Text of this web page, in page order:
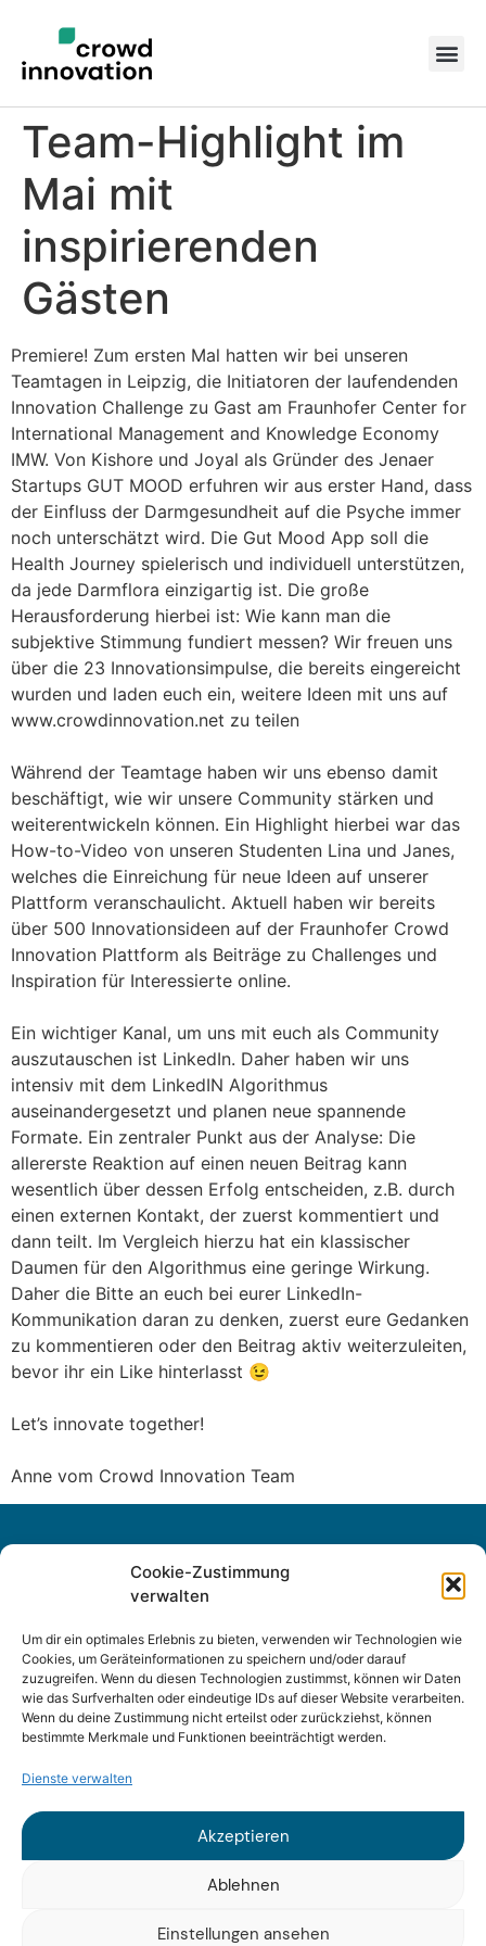
Cookie-Zustimmung
verwalten
Um dir ein optimales Erlebnis zu bieten, verwenden wir Technologien wie
Cookies, um Geräteinformationen zu speichern und/oder darauf
zuzugreifen. Wenn du diesen Technologien zustimmst, können wir Daten
wie das Surfverhalten oder eindeutige IDs auf dieser Website verarbeiten.
Wenn du deine Zustimmung nicht erteilst oder zurückziehst, können
bestimmte Merkmale und Funktionen beeinträchtigt werden.
Dienste verwalten
Akzeptieren
Ablehnen
Einstellungen ansehen
Team-Highlight im
Mai mit
inspirierenden
Gästen
Premiere! Zum ersten Mal hatten wir bei unseren
Teamtagen in Leipzig, die Initiatoren der laufendenden
Innovation Challenge zu Gast am Fraunhofer Center for
International Management and Knowledge Economy
IMW. Von Kishore und Joyal als Gründer des Jenaer
Startups GUT MOOD erfuhren wir aus erster Hand, dass
der Einfluss der Darmgesundheit auf die Psyche immer
noch unterschätzt wird. Die Gut Mood App soll die
Health Journey spielerisch und individuell unterstützen,
da jede Darmflora einzigartig ist. Die große
Herausforderung hierbei ist: Wie kann man die
subjektive Stimmung fundiert messen? Wir freuen uns
über die 23 Innovationsimpulse, die bereits eingereicht
wurden und laden euch ein, weitere Ideen mit uns auf
www.crowdinnovation.net zu teilen
Während der Teamtage haben wir uns ebenso damit
beschäftigt, wie wir unsere Community stärken und
weiterentwickeln können. Ein Highlight hierbei war das
How-to-Video von unseren Studenten Lina und Janes,
welches die Einreichung für neue Ideen auf unserer
Plattform veranschaulicht. Aktuell haben wir bereits
über 500 Innovationsideen auf der Fraunhofer Crowd
Innovation Plattform als Beiträge zu Challenges und
Inspiration für Interessierte online.
Ein wichtiger Kanal, um uns mit euch als Community
auszutauschen ist LinkedIn. Daher haben wir uns
intensiv mit dem LinkedIN Algorithmus
auseinandergesetzt und planen neue spannende
Formate. Ein zentraler Punkt aus der Analyse: Die
allererste Reaktion auf einen neuen Beitrag kann
wesentlich über dessen Erfolg entscheiden, z.B. durch
einen externen Kontakt, der zuerst kommentiert und
dann teilt. Im Vergleich hierzu hat ein klassischer
Daumen für den Algorithmus eine geringe Wirkung.
Daher die Bitte an euch bei eurer LinkedIn-
Kommunikation daran zu denken, zuerst eure Gedanken
zu kommentieren oder den Beitrag aktiv weiterzuleiten,
bevor ihr ein Like hinterlasst 😉
Let’s innovate together!
Anne vom Crowd Innovation Team
Sitemap
Datenschutz